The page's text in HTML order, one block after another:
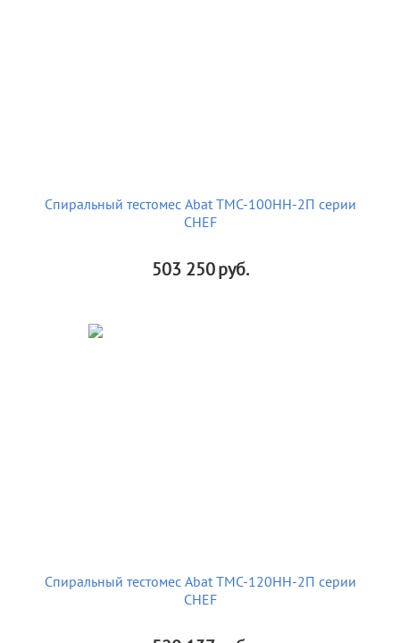
Спиральный тестомес Abat ТМС-100НН-2П серии
CHEF
503 250руб.
Спиральный тестомес Abat ТМС-120НН-2П серии
CHEF